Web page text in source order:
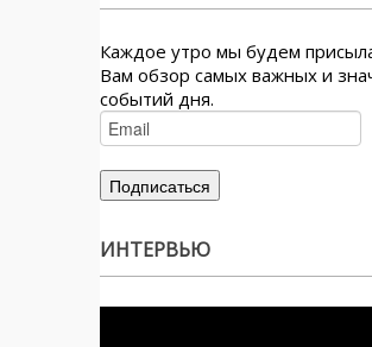
Каждое утро мы будем
Вам обзор самых важных и
событий дня.
ИНТЕРВЬЮ